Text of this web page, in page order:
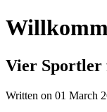
Vier Sportler
Written on 01 March